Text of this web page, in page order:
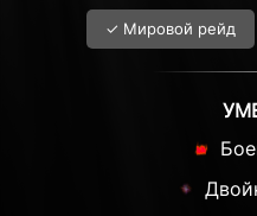
✓ Мировой рейд